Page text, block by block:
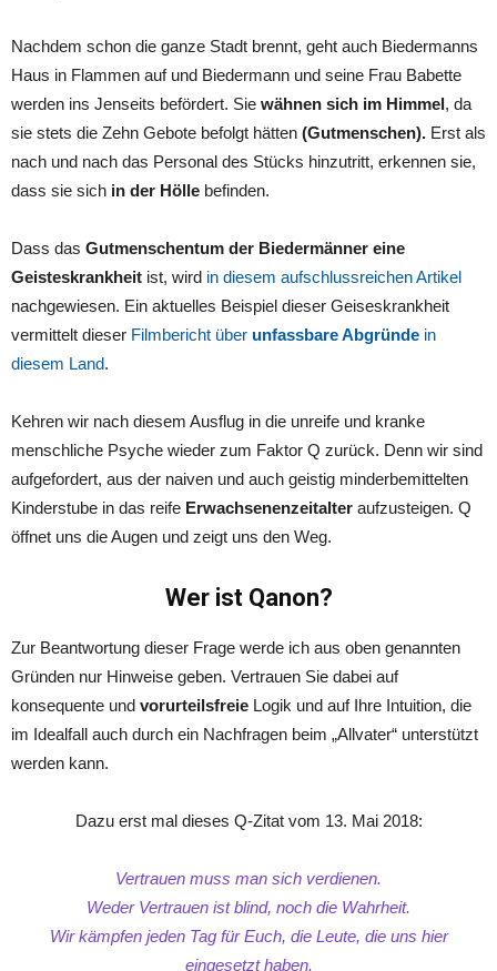
Nachdem schon die ganze Stadt brennt, geht auch Biedermanns
Haus in Flammen auf und Biedermann und seine Frau Babette
werden ins Jenseits befördert. Sie wähnen sich im Himmel, da
sie stets die Zehn Gebote befolgt hätten (Gutmenschen). Erst als
nach und nach das Personal des Stücks hinzutritt, erkennen sie,
dass sie sich in der Hölle befinden.
Dass das Gutmenschentum der Biedermänner eine
Geisteskrankheit ist, wird in diesem aufschlussreichen Artikel
nachgewiesen. Ein aktuelles Beispiel dieser Geiseskrankheit
vermittelt dieser Filmbericht über unfassbare Abgründe in
diesem Land.
Kehren wir nach diesem Ausflug in die unreife und kranke
menschliche Psyche wieder zum Faktor Q zurück. Denn wir sind
aufgefordert, aus der naiven und auch geistig minderbemittelten
Kinderstube in das reife Erwachsenenzeitalter aufzusteigen. Q
öffnet uns die Augen und zeigt uns den Weg.
Wer ist Qanon?
Zur Beantwortung dieser Frage werde ich aus oben genannten
Gründen nur Hinweise geben. Vertrauen Sie dabei auf
konsequente und vorurteilsfreie Logik und auf Ihre Intuition, die
im Idealfall auch durch ein Nachfragen beim „Allvater“ unterstützt
werden kann.
Dazu erst mal dieses Q-Zitat vom 13. Mai 2018:
Vertrauen muss man sich verdienen.
Weder Vertrauen ist blind, noch die Wahrheit.
Wir kämpfen jeden Tag für Euch, die Leute, die uns hier
eingesetzt haben.